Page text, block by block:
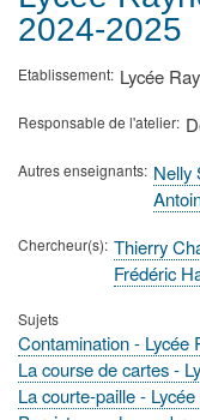
2024-2025
Etablissement Lycée
Responsable de l'atelier
Autres enseignants Nelly
Chercheur(s) Thierry
Frédéric
Sujets
Contamination - Lycée
La course de cartes -
La courte-paille -